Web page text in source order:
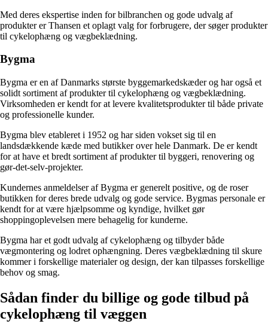
Med deres ekspertise inden for bilbranchen og gode udvalg af
produkter er Thansen et oplagt valg for forbrugere, der søger produkter
til cykelophæng og vægbeklædning.
Bygma
Bygma er en af Danmarks største byggemarkedskæder og har også et
solidt sortiment af produkter til cykelophæng og vægbeklædning.
Virksomheden er kendt for at levere kvalitetsprodukter til både private
og professionelle kunder.
Bygma blev etableret i 1952 og har siden vokset sig til en
landsdækkende kæde med butikker over hele Danmark. De er kendt
for at have et bredt sortiment af produkter til byggeri, renovering og
gør-det-selv-projekter.
Kundernes anmeldelser af Bygma er generelt positive, og de roser
butikken for deres brede udvalg og gode service. Bygmas personale er
kendt for at være hjælpsomme og kyndige, hvilket gør
shoppingoplevelsen mere behagelig for kunderne.
Bygma har et godt udvalg af cykelophæng og tilbyder både
vægmontering og lodret ophængning. Deres vægbeklædning til skure
kommer i forskellige materialer og design, der kan tilpasses forskellige
behov og smag.
Sådan finder du billige og gode tilbud på
cykelophæng til væggen